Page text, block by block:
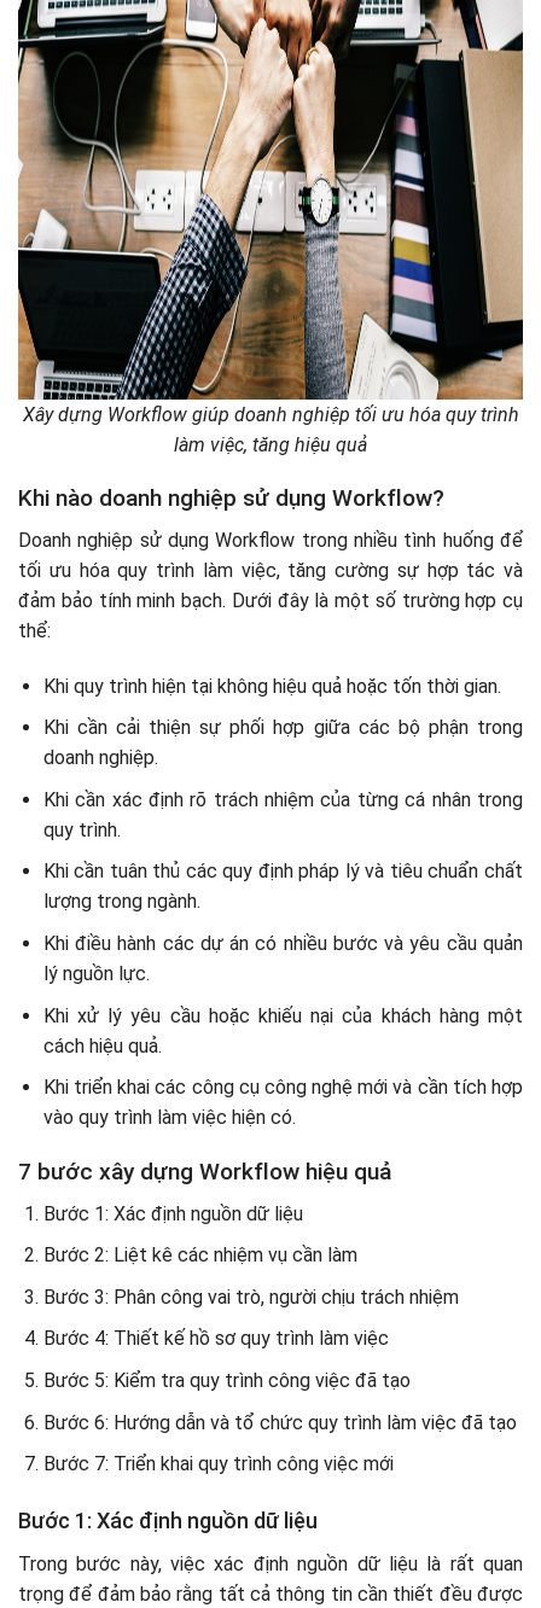
Xây dựng Workflow giúp doanh nghiệp tối ưu hóa quy trình
làm việc, tăng hiệu quả
Khi nào doanh nghiệp sử dụng Workflow?
Doanh nghiệp sử dụng Workflow trong nhiều tình huống để
tối ưu hóa quy trình làm việc, tăng cường sự hợp tác và
đảm bảo tính minh bạch. Dưới đây là một số trường hợp cụ
thể:
Khi quy trình hiện tại không hiệu quả hoặc tốn thời gian.
Khi cần cải thiện sự phối hợp giữa các bộ phận trong
doanh nghiệp.
Khi cần xác định rõ trách nhiệm của từng cá nhân trong
quy trình.
Khi cần tuân thủ các quy định pháp lý và tiêu chuẩn chất
lượng trong ngành.
Khi điều hành các dự án có nhiều bước và yêu cầu quản
lý nguồn lực.
Khi xử lý yêu cầu hoặc khiếu nại của khách hàng một
cách hiệu quả.
Khi triển khai các công cụ công nghệ mới và cần tích hợp
vào quy trình làm việc hiện có.
7 bước xây dựng Workflow hiệu quả
Bước 1: Xác định nguồn dữ liệu
Bước 2: Liệt kê các nhiệm vụ cần làm
Bước 3: Phân công vai trò, người chịu trách nhiệm
Bước 4: Thiết kế hồ sơ quy trình làm việc
Bước 5: Kiểm tra quy trình công việc đã tạo
Bước 6: Hướng dẫn và tổ chức quy trình làm việc đã tạo
Bước 7: Triển khai quy trình công việc mới
Bước 1: Xác định nguồn dữ liệu
Trong bước này, việc xác định nguồn dữ liệu là rất quan
trọng để đảm bảo rằng tất cả thông tin cần thiết đều được